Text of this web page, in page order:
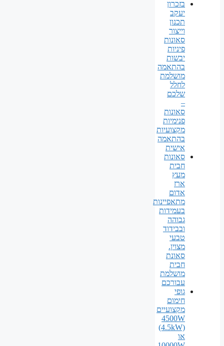
בזכרון
יעקב
תכנון
וייצור
סאונות
פיניות
יבשות
בהתאמה
מושלמת
לחלל
שלכם
–
סאונות
פנימיות
מקצועיות
בהתאמה
אישית
סאונות
חבית
מעץ
ארז
אדום
מתאפיינות
בעמידות
גבוהה
ובבידוד
טבעי
מצוין.
סאונת
חבית
מושלמת
עבורכם
גופי
חימום
מקצועיים
4500W
(4.5kW)
או